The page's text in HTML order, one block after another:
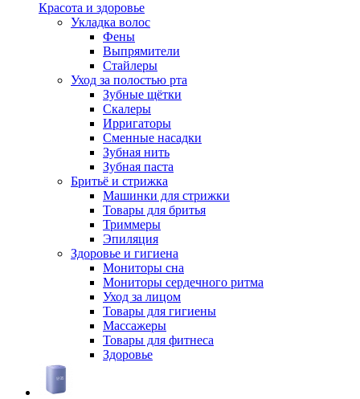
Красота и здоровье
Укладка волос
Фены
Выпрямители
Стайлеры
Уход за полостью рта
Зубные щётки
Скалеры
Ирригаторы
Сменные насадки
Зубная нить
Зубная паста
Бритьё и стрижка
Машинки для стрижки
Товары для бритья
Триммеры
Эпиляция
Здоровье и гигиена
Мониторы сна
Мониторы сердечного ритма
Уход за лицом
Товары для гигиены
Массажеры
Товары для фитнеса
Здоровье